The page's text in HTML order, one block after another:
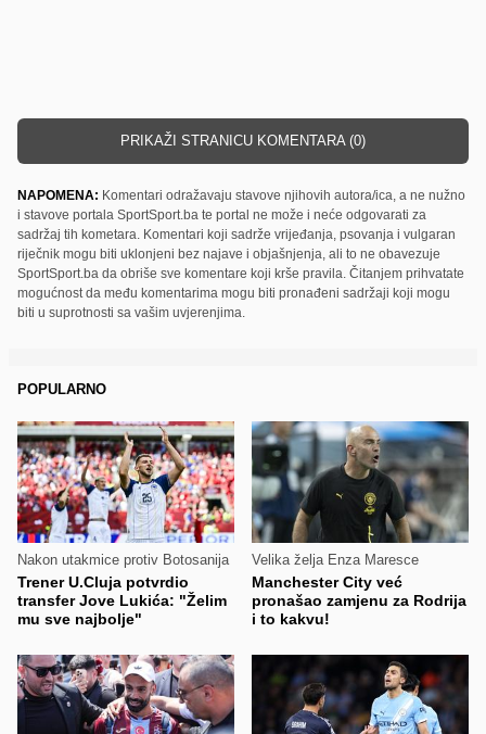
PRIKAŽI STRANICU KOMENTARA (0)
NAPOMENA: Komentari odražavaju stavove njihovih autora/ica, a ne nužno
i stavove portala SportSport.ba te portal ne može i neće odgovarati za
sadržaj tih kometara. Komentari koji sadrže vrijeđanja, psovanja i vulgaran
riječnik mogu biti uklonjeni bez najave i objašnjenja, ali to ne obavezuje
SportSport.ba da obriše sve komentare koji krše pravila. Čitanjem prihvatate
mogućnost da među komentarima mogu biti pronađeni sadržaji koji mogu
biti u suprotnosti sa vašim uvjerenjima.
POPULARNO
Nakon utakmice protiv Botosanija
Trener U.Cluja potvrdio
transfer Jove Lukića: "Želim
mu sve najbolje"
Velika želja Enza Maresce
Manchester City već
pronašao zamjenu za Rodrija
i to kakvu!